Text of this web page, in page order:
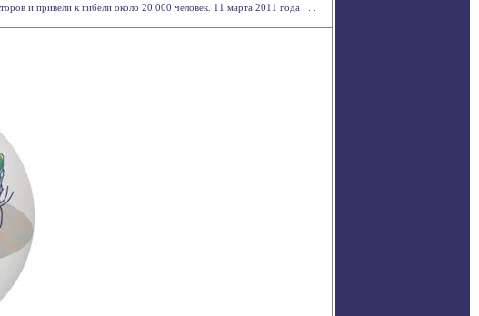
и привели к гибели около 20 000 человек. 11 марта 2011 года . . .